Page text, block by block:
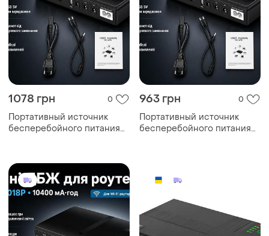
1078 грн 0
Портативный источник
бесперебойного питания
wifi
963 грн 0
Портативный источник
бесперебойного питания